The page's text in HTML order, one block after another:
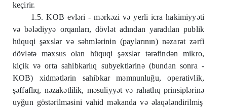
keçirir.
1.5. KOB evləri - mərkəzi və yerli icra hakimiyyəti
və bələdiyyə orqanları, dövlət adından yaradılan publik
hüquqi şəxslər vəsəhmlərinin (paylarının) nəzarət zərfi
dövlətə məxsus olan hüquqi şəxslər tərəfindən mikro,
kiçik və orta sahibkarlıq subyektlərinə(bundan sonra -
KOB) xidmətlərin sahibkar məmnunluğu, operativlik,
şəffaflıq, nəzakətlilik, məsuliyyət və rahatlıq prinsiplərinə
uyğun göstərilməsini vahid məkanda və əlaqələndirilmiş